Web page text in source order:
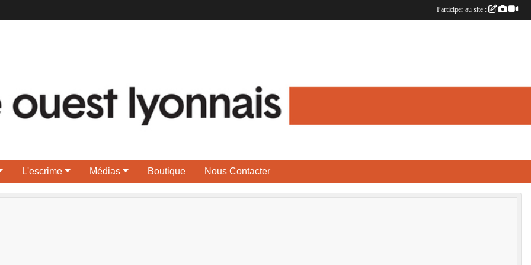
L'escrime Médias Boutique Nous Contacter
Participer au site :